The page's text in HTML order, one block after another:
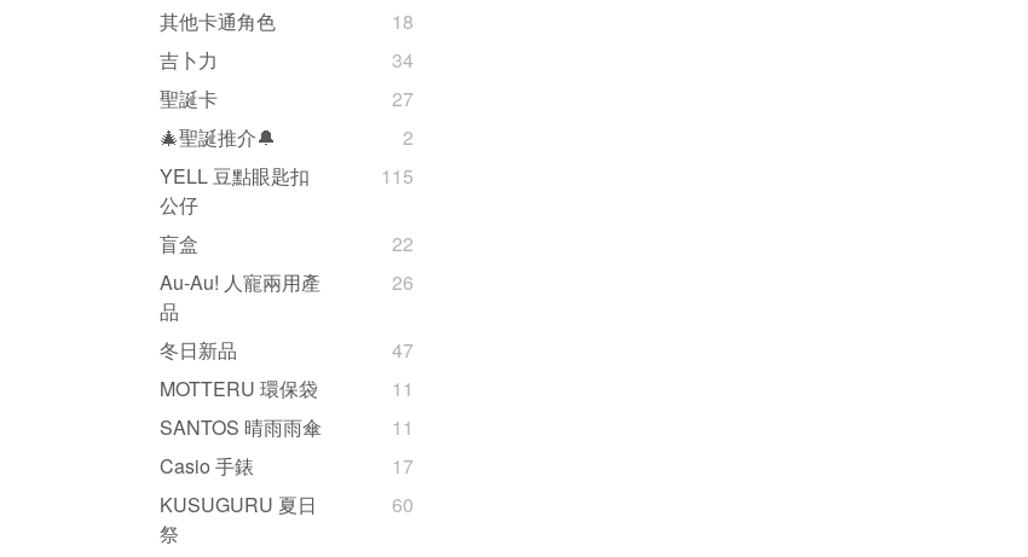
其他卡通角色
18
吉卜力
34
聖誕卡
27
🎄聖誕推介🔔
2
YELL 豆點眼匙扣
公仔
115
盲盒
22
Au-Au! 人寵兩用產
品
26
冬日新品
47
MOTTERU 環保袋
11
SANTOS 晴雨雨傘
11
Casio 手錶
17
KUSUGURU 夏日
祭
60